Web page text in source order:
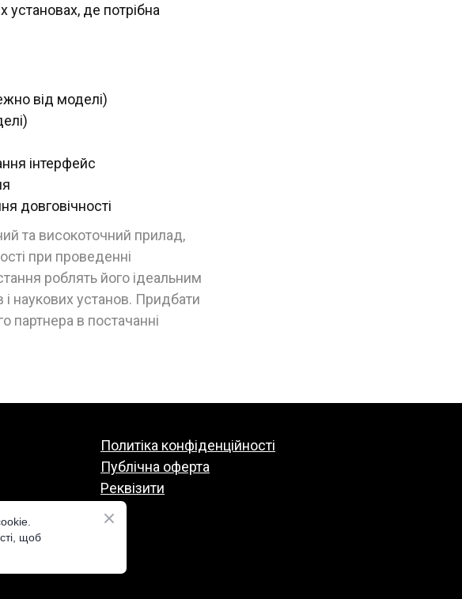
де потрібна
від моделі)
інтерфейс
довговічності
та високоточний прилад,
при проведенні
роблять його ідеальним
наукових установ. Придбати
партнера в постачанні
Политіка конфіденційності
Публічна оферта
Реквізити
щоб